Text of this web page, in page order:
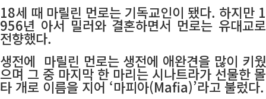
18세 때 마릴린 먼로는 기독교인이 됐다. 하지만 1
956년 아서 밀러와 결혼하면서 먼로는 유대교로
전향했다.
생전에 마릴린 먼로는 생전에 애완견을 많이 키웠
으며 그 중 마지막 한 마리는 시나트라가 선물한 몰
타 개로 이름을 지어 ‘마피아(Mafia)’라고 불렀다.